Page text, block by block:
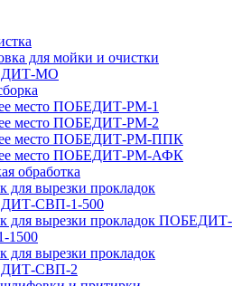
для мойки и очистки
место ПОБЕДИТ‑РМ‑1
место ПОБЕДИТ‑РМ‑2
место ПОБЕДИТ‑РМ‑ППК
место ПОБЕДИТ‑РМ‑АФК
обработка
для вырезки прокладок
500
для вырезки прокладок ПОБЕДИТ-
1500
для вырезки прокладок